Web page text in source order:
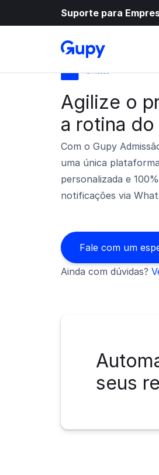
Suporte para
Agilize o
a rotina
Com o Gupy
uma única
personalizada e
notificações via
Fale com um
Ainda com dúvidas?
seus